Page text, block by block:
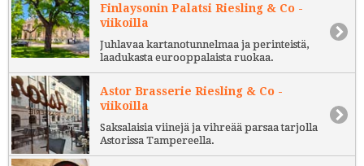
Finlaysonin Palatsi Riesling & Co -
viikoilla
Juhlavaa kartanotunnelmaa ja perinteistä,
laadukasta eurooppalaista ruokaa.
Astor Brasserie Riesling & Co -
viikoilla
Saksalaisia viinejä ja vihreää parsaa tarjolla
Astorissa Tampereella.